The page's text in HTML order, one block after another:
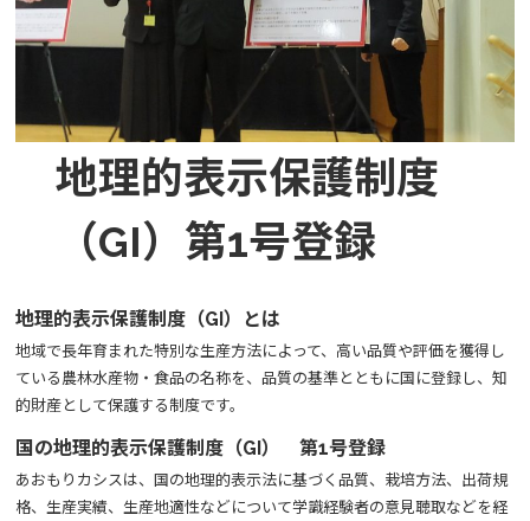
地理的表示保護制度
（GI）第1号登録
地理的表示保護制度（GI）とは
地域で長年育まれた特別な生産方法によって、高い品質や評価を獲得し
ている農林水産物・食品の名称を、品質の基準とともに国に登録し、知
的財産として保護する制度です。
国の地理的表示保護制度（GI） 第1号登録
あおもりカシスは、国の地理的表示法に基づく品質、栽培方法、出荷規
格、生産実績、生産地適性などについて学識経験者の意見聴取などを経